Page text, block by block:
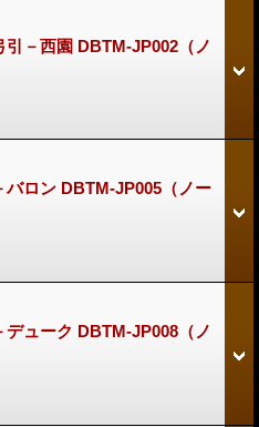
引－西園 DBTM-JP002（ノ
バロン DBTM-JP005（ノー
デューク DBTM-JP008（ノ